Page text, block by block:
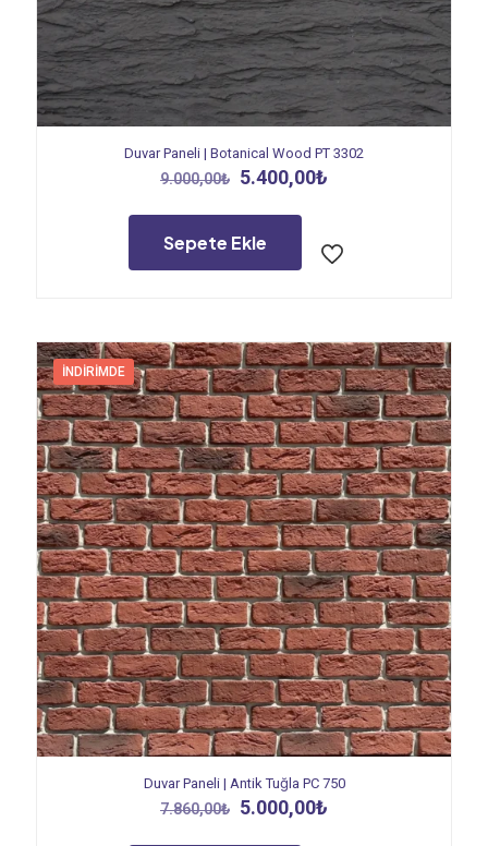
Duvar Paneli | Botanical Wood PT 3302
9.000,00₺ Orijinal
9.000,00₺.
5.400,00₺
5.400,00₺.
Sepete Ekle
İNDIRIMDE
Duvar Paneli | Antik Tuğla PC 750
7.860,00₺ Orijinal
5.000,00₺